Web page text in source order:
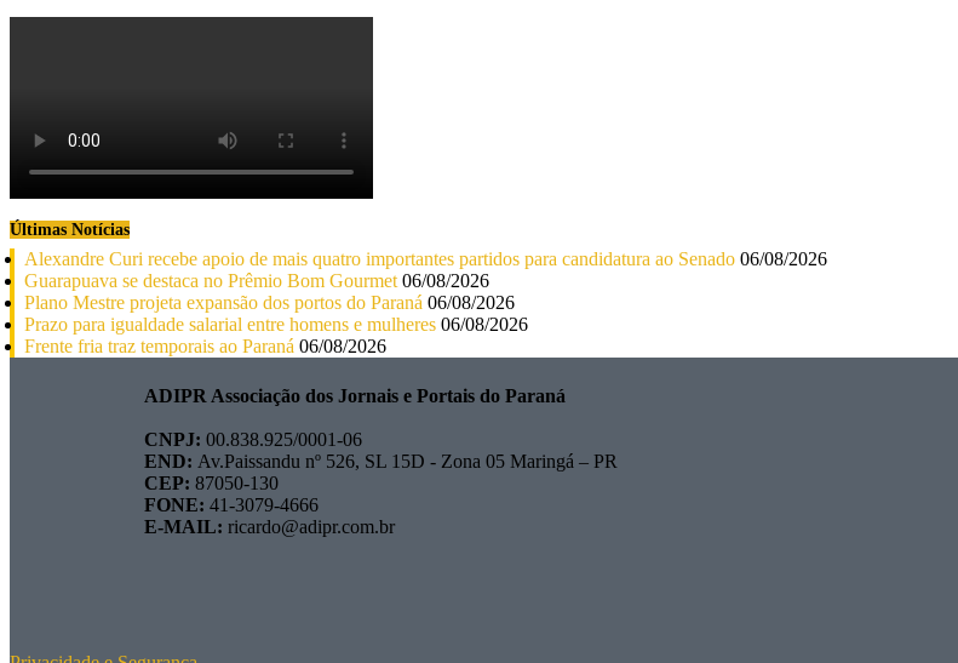
Últimas Notícias
Alexandre Curi recebe apoio de mais quatro importantes partidos para candidatura ao Senado 06/08/2026
Guarapuava se destaca no Prêmio Bom Gourmet 06/08/2026
Plano Mestre projeta expansão dos portos do Paraná 06/08/2026
Prazo para igualdade salarial entre homens e mulheres 06/08/2026
Frente fria traz temporais ao Paraná 06/08/2026
ADIPR Associação dos Jornais e Portais do Paraná
CNPJ: 00.838.925/0001-06
END: Av.Paissandu nº 526, SL 15D - Zona 05 Maringá – PR
CEP: 87050-130
FONE: 41-3079-4666
E-MAIL: ricardo@adipr.com.br